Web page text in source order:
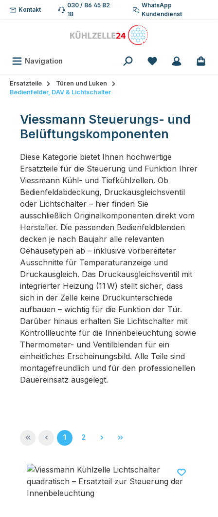
Zum Hauptinhalt springen
Kontakt
030 / 86 45 82
18
WhatsApp
Kundendienst
Navigation Du hast 0
Ersatzteile
Türen und Luken
Bedienfelder, DAV & Lichtschalter
Viessmann Steuerungs- und
Belüftungskomponenten
Diese Kategorie bietet Ihnen hochwertige
Ersatzteile für die Steuerung und Funktion Ihrer
Viessmann Kühl- und Tiefkühlzellen. Ob
Bedienfeldabdeckung, Druckausgleichsventil
oder Lichtschalter – hier finden Sie
ausschließlich Originalkomponenten direkt vom
Hersteller. Die passenden Bedienfeldblenden
decken je nach Baujahr alle relevanten
Gehäusetypen ab – inklusive vorbereiteter
Ausschnitte für Temperaturanzeige und
Druckausgleich. Das Druckausgleichsventil mit
integrierter Heizung (11 W) stellt sicher, dass
sich in der Zelle keine Druckunterschiede
aufbauen – wichtig für die Funktion der Tür.
Darüber hinaus erhalten Sie Lichtschalter mit
Kontrollleuchte für die Innenbeleuchtung sowie
Thermometer- und Ventilblenden für ein
einheitliches Erscheinungsbild. Alle Teile sind
montagefreundlich und für den professionellen
Dauereinsatz ausgelegt.
Seite
1 Seite
2